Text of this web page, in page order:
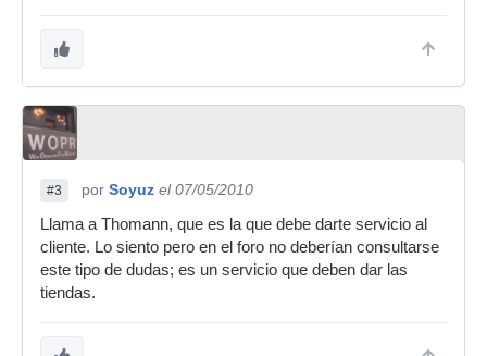
#3 por Soyuz el 07/05/2010
Llama a Thomann, que es la que debe darte servicio al
cliente. Lo siento pero en el foro no deberían consultarse
este tipo de dudas; es un servicio que deben dar las
tiendas.